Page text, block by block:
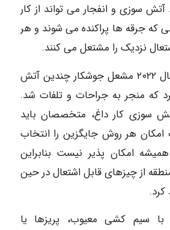
سوزی و انفجار می تواند از کار
که جرقه ها پراکنده می شوند و هر
نزدیک را مشتعل می کنند.
به عنوان مثال در سال ۲۰۲۲ مشعل جوشکار چندین آتش
که منجر به جراحات و تلفات شد.
سوزی کار داغ، متخصصان باید
هر روش جایگزین را انتخاب
امکان پذیر نیست بنابراین
از چیزهای قابل اشتعال در حین
سیم کشی معیوب، پریزها یا